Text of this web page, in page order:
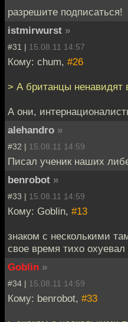
разрешите подписаться!
istmirwurst »
#31 | 15.08.11 14:57
Кому: chum, #26
> А британцы ненавидят
А они,
alehandro »
#32 | 15.08.11 14:59
Писал ученик наших
benrobot »
#33 | 15.08.11 14:59
Кому: Goblin, #13
знаком с несколькими
свое время тихо
Goblin »
#34 | 15.08.11 14:59
Кому: benrobot, #33